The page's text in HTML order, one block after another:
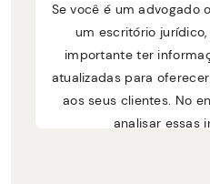
Se você é um advogado
um escritório
importante ter
atualizadas para
aos seus clientes. No
analisar essas